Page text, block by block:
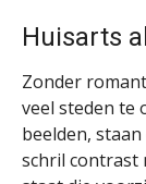
Huisarts
Zonder
veel steden te
beelden,
schril contrast